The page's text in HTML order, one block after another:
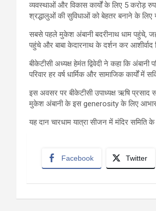
व्यवस्थाओं और विकास कार्यों के लिए 5 करोड़
श्रद्धालुओं की सुविधाओं को बेहतर बनाने के लिए
सबसे पहले मुकेश अंबानी बदरीनाथ धाम पहुंचे,
पहुंचे और बाबा केदारनाथ के दर्शन कर आशीर्वाद
बीकेटीसी अध्यक्ष हेमंत द्विवेदी ने कहा कि
परिवार हर वर्ष धार्मिक और सामाजिक कार्यों
इस अवसर पर बीकेटीसी उपाध्यक्ष ऋषि प्रसाद
मुकेश अंबानी के इस generosity के लिए आभार
यह दान चारधाम यात्रा सीजन में मंदिर समिति
Facebook Twitter